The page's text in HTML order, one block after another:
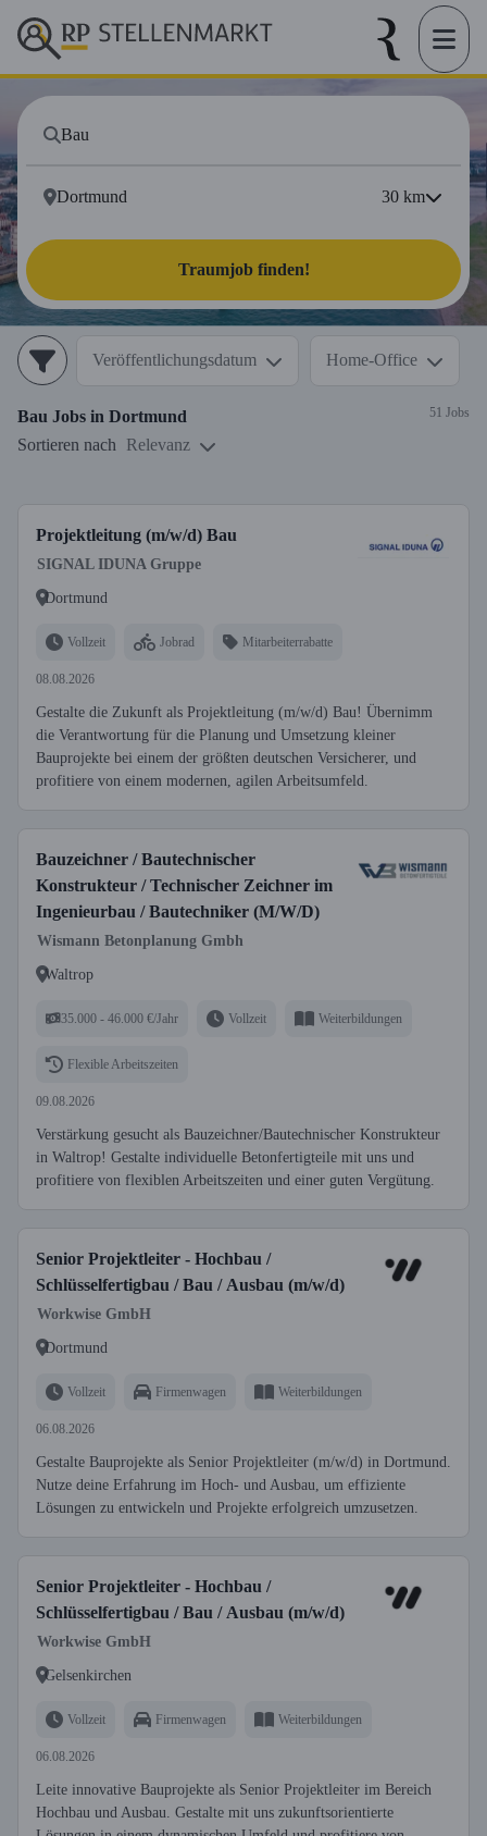
30 km
Traumjob finden!
Veröffentlichungsdatum Home-Office
Bau Jobs in Dortmund 51 Jobs
Sortieren nach Relevanz
Projektleitung (m/w/d) Bau
SIGNAL IDUNA Gruppe
Dortmund
Vollzeit Jobrad Mitarbeiterrabatte
08.08.2026
Gestalte die Zukunft als Projektleitung (m/w/d) Bau! Übernimm
die Verantwortung für die Planung und Umsetzung kleiner
Bauprojekte bei einem der größten deutschen Versicherer, und
profitiere von einem modernen, agilen Arbeitsumfeld.
Bauzeichner / Bautechnischer
Konstrukteur / Technischer Zeichner im
Ingenieurbau / Bautechniker (M/W/D)
Wismann Betonplanung Gmbh
Waltrop
35.000 - 46.000 €/Jahr Vollzeit Weiterbildungen
Flexible Arbeitszeiten
09.08.2026
Verstärkung gesucht als Bauzeichner/Bautechnischer Konstrukteur
in Waltrop! Gestalte individuelle Betonfertigteile mit uns und
profitiere von flexiblen Arbeitszeiten und einer guten Vergütung.
Senior Projektleiter - Hochbau /
Schlüsselfertigbau / Bau / Ausbau (m/w/d)
Workwise GmbH
Dortmund
Vollzeit Firmenwagen Weiterbildungen
06.08.2026
Gestalte Bauprojekte als Senior Projektleiter (m/w/d) in Dortmund.
Nutze deine Erfahrung im Hoch- und Ausbau, um effiziente
Lösungen zu entwickeln und Projekte erfolgreich umzusetzen.
Senior Projektleiter - Hochbau /
Schlüsselfertigbau / Bau / Ausbau (m/w/d)
Workwise GmbH
Gelsenkirchen
Vollzeit Firmenwagen Weiterbildungen
06.08.2026
Leite innovative Bauprojekte als Senior Projektleiter im Bereich
Hochbau und Ausbau. Gestalte mit uns zukunftsorientierte